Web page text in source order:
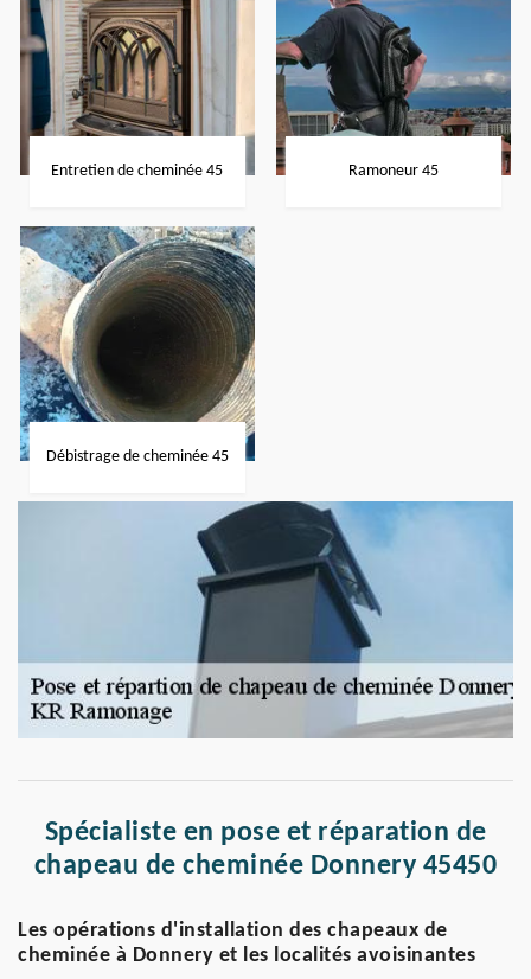
Entretien de cheminée 45 Ramoneur 45
Débistrage de cheminée 45
Spécialiste en pose et réparation de
chapeau de cheminée Donnery 45450
Les opérations d'installation des chapeaux de
cheminée à Donnery et les localités avoisinantes